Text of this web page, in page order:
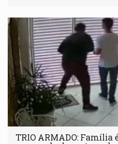
TRIO ARMADO: Família